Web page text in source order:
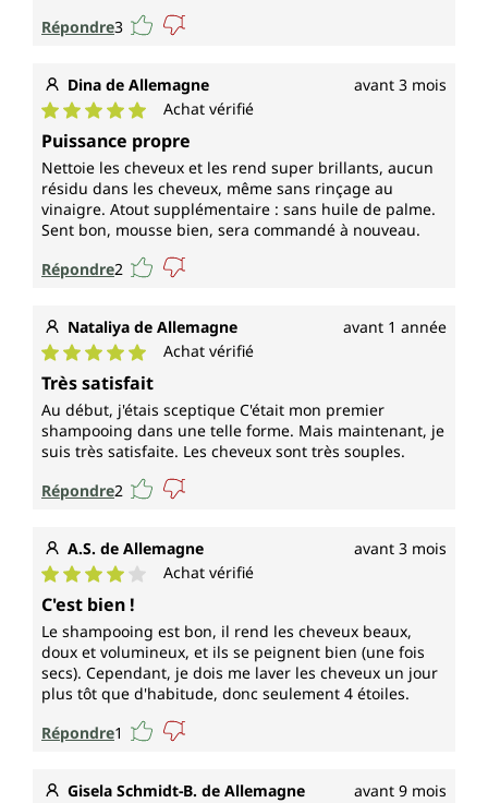
Répondre3
Dina de Allemagne avant 3 mois
Note moyenne de 5 sur 5 étoiles
Achat vérifié
Puissance propre
Nettoie les cheveux et les rend super brillants, aucun
résidu dans les cheveux, même sans rinçage au
vinaigre. Atout supplémentaire : sans huile de palme.
Sent bon, mousse bien, sera commandé à nouveau.
Répondre2
Nataliya de Allemagne avant 1 année
Note moyenne de 5 sur 5 étoiles
Achat vérifié
Très satisfait
Au début, j'étais sceptique C'était mon premier
shampooing dans une telle forme. Mais maintenant, je
suis très satisfaite. Les cheveux sont très souples.
Répondre2
A.S. de Allemagne avant 3 mois
Note moyenne de 4 sur 5 étoiles
Achat vérifié
C'est bien !
Le shampooing est bon, il rend les cheveux beaux,
doux et volumineux, et ils se peignent bien (une fois
secs). Cependant, je dois me laver les cheveux un jour
plus tôt que d'habitude, donc seulement 4 étoiles.
Répondre1
Gisela Schmidt-B. de Allemagne avant 9 mois